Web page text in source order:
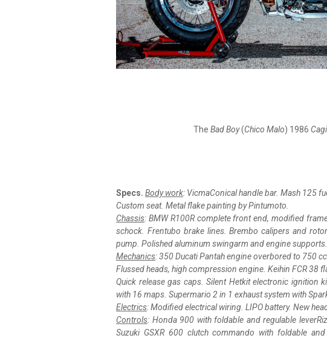
The Bad Boy(Chico Malo) 1986
Specs. Body work: VicmaConical handle bar. Mash 125
Custom seat. Metal flake painting by Pintumoto.
Chassis: BMW R100R complete front end, modified
schock. Frentubo brake lines. Brembo calipers and
pump. Polished aluminum swingarm and engine supports.
Mechanics: 350 Ducati Pantah engine overbored to 750
Flussed heads, high compression engine. Keihin FCR 38
Quick release gas caps. Silent Hetkit electronic ignition
with 16 maps. Supermario 2 in 1 exhaust system with
Electrics: Modified electrical wiring. LIPO battery. New
Controls: Honda 900 with foldable and regulable
Suzuki GSXR 600 clutch commando with foldable